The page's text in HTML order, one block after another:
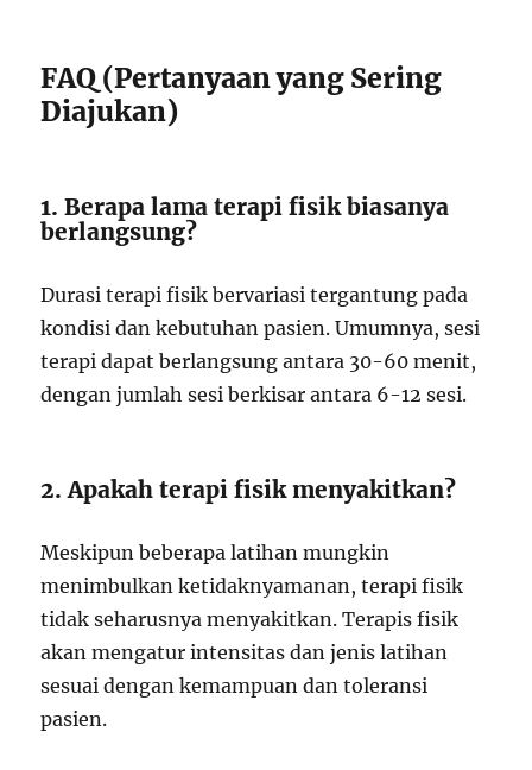
FAQ (Pertanyaan yang Sering
Diajukan)
1. Berapa lama terapi fisik biasanya
berlangsung?
Durasi terapi fisik bervariasi tergantung pada
kondisi dan kebutuhan pasien. Umumnya, sesi
terapi dapat berlangsung antara 30-60 menit,
dengan jumlah sesi berkisar antara 6-12 sesi.
2. Apakah terapi fisik menyakitkan?
Meskipun beberapa latihan mungkin
menimbulkan ketidaknyamanan, terapi fisik
tidak seharusnya menyakitkan. Terapis fisik
akan mengatur intensitas dan jenis latihan
sesuai dengan kemampuan dan toleransi
pasien.